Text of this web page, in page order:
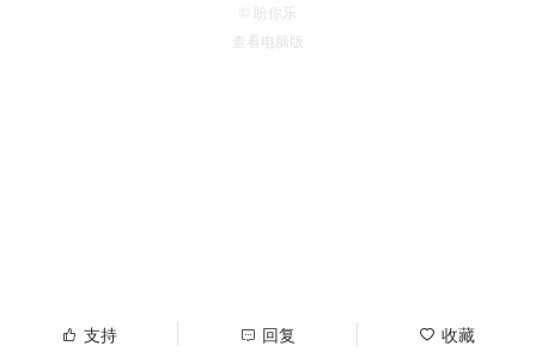
支持 回复 收藏
© 盼你乐
查看电脑版